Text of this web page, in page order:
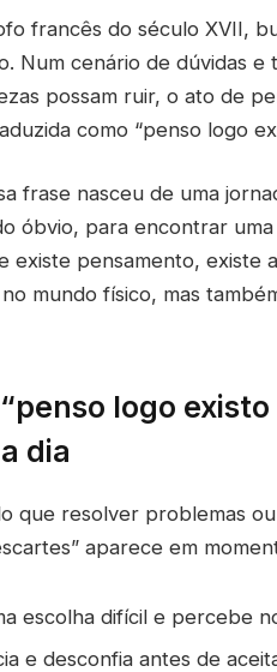
francês do século XVII,
Num cenário de dúvidas
possam ruir, o ato de
como “penso logo
frase nasceu de uma
óbvio, para encontrar
existe pensamento, existe
mundo físico, mas
logo
dia
que resolver problemas
aparece em
escolha difícil e percebe
e desconfia antes de